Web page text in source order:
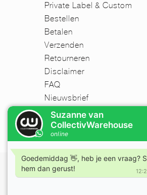
Private Label & Custom
Bestellen
Betalen
Verzenden
Retourneren
Disclaimer
FAQ
Nieuwsbrief
Mijn account